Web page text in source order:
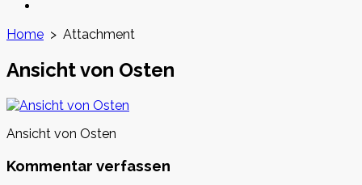
Home > Attachment
Ansicht von Osten
Ansicht von Osten
Kommentar verfassen